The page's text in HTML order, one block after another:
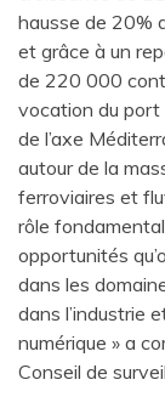
hausse de 20%
et grâce à un
de 220 000
vocation du port
de l’axe
autour de la
ferroviaires et
rôle
opportunités
dans les
dans l’industrie
numérique » a
Conseil de